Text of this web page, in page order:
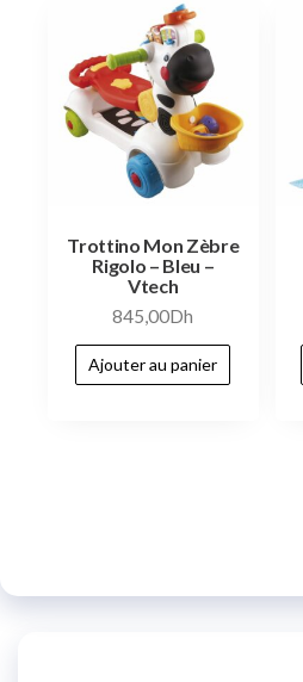
Trottino Mon Zèbre
Rigolo – Bleu –
Vtech
845,00Dh
Ajouter au panier